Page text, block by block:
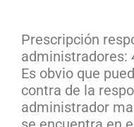
Prescripción
administradores:
Es obvio que
contra de la
administrador